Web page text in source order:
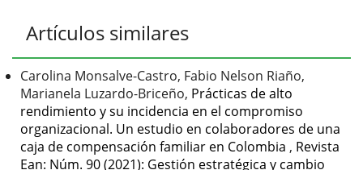
Detalles
del
artículo
Artículos similares
Carolina Monsalve-Castro, Fabio Nelson Riaño,
Marianela Luzardo-Briceño, Prácticas de alto
rendimiento y su incidencia en el compromiso
organizacional. Un estudio en colaboradores de una
caja de compensación familiar en Colombia , Revista
Ean: Núm. 90 (2021): Gestión estratégica y cambio